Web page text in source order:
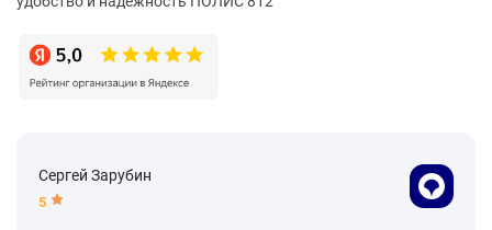
Сергей Зарубин
5